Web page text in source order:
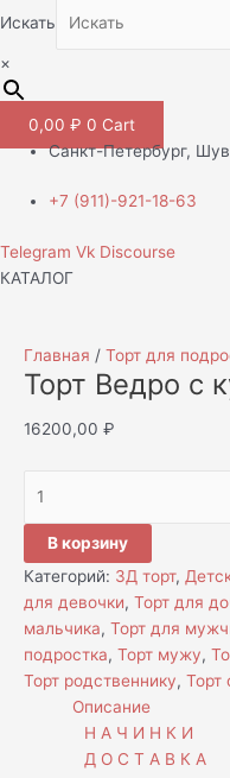
Искать
×
0,00 ₽ 0 Cart
Санкт-Петербург,
+7 (911)-921-18-63
Telegram Vk Discourse
КАТАЛОГ
Главная / Торт для
Торт Ведро с
16200,00 ₽
В корзину
Категорий: 3Д торт,
для девочки, Торт для
мальчика, Торт для
подростка, Торт мужу,
Торт родственнику, Торт
Описание
Н А Ч И Н К И
Д О С Т А В К А